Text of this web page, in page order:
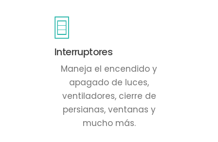
Interruptores
Maneja el encendido y
apagado de luces,
ventiladores, cierre de
persianas, ventanas y
mucho más.